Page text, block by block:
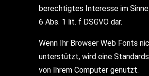
berechtigtes Interesse im
6 Abs. 1 lit. f DSGVO dar.
Wenn Ihr Browser Web Fonts
unterstützt, wird eine
von Ihrem Computer genutzt.